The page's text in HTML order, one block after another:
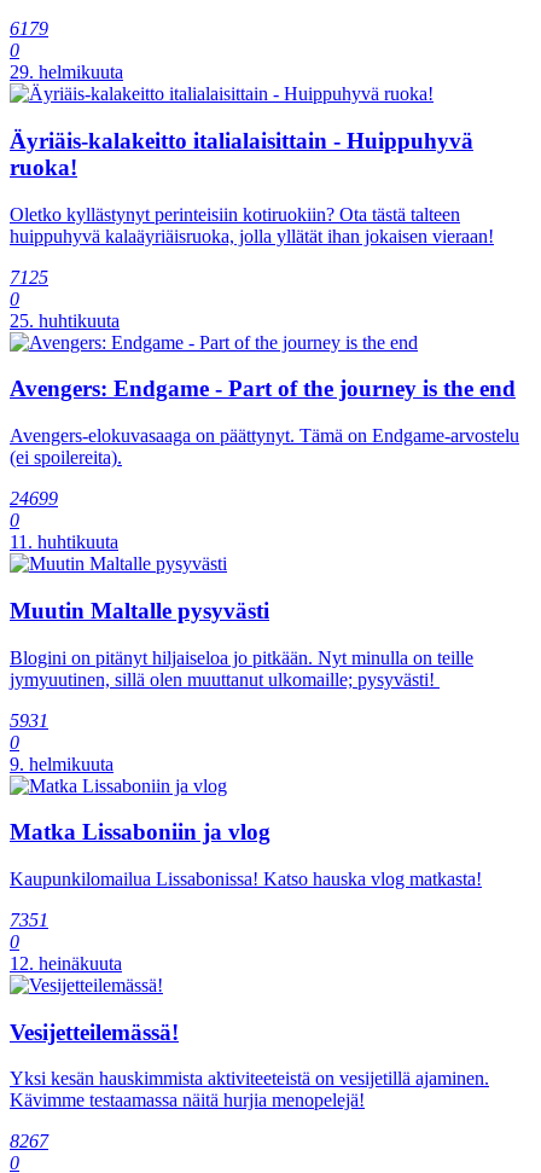
6179
0
29. helmikuuta
Äyriäis-kalakeitto italialaisittain - Huippuhyvä
ruoka!
Oletko kyllästynyt perinteisiin kotiruokiin? Ota tästä talteen
huippuhyvä kalaäyriäisruoka, jolla yllätät ihan jokaisen vieraan!
7125
0
25. huhtikuuta
Avengers: Endgame - Part of the journey is the end
Avengers-elokuvasaaga on päättynyt. Tämä on Endgame-arvostelu
(ei spoilereita).
24699
0
11. huhtikuuta
Muutin Maltalle pysyvästi
Blogini on pitänyt hiljaiseloa jo pitkään. Nyt minulla on teille
jymyuutinen, sillä olen muuttanut ulkomaille; pysyvästi!
5931
0
9. helmikuuta
Matka Lissaboniin ja vlog
Kaupunkilomailua Lissabonissa! Katso hauska vlog matkasta!
7351
0
12. heinäkuuta
Vesijetteilemässä!
Yksi kesän hauskimmista aktiviteeteistä on vesijetillä ajaminen.
Kävimme testaamassa näitä hurjia menopelejä!
8267
0